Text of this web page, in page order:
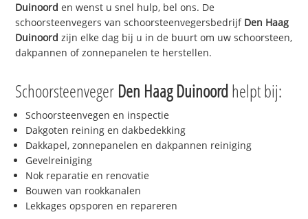
Duinoord en wenst u snel hulp, bel ons. De
schoorsteenvegers van schoorsteenvegersbedrijf Den Haag
Duinoord zijn elke dag bij u in de buurt om uw schoorsteen,
dakpannen of zonnepanelen te herstellen.
Schoorsteenveger Den Haag Duinoordhelpt bij:
Schoorsteenvegen en inspectie
Dakgoten reining en dakbedekking
Dakkapel, zonnepanelen en dakpannen reiniging
Gevelreiniging
Nok reparatie en renovatie
Bouwen van rookkanalen
Lekkages opsporen en repareren